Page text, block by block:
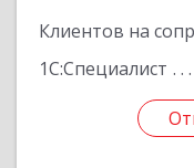
Клиентов на
1С:Специалист